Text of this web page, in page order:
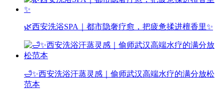
🌿西安洗浴SPA｜都市隐奢疗愈，把疲惫揉进檀香里✨
🛁✨西安洗浴汗蒸灵感｜偷师武汉高端水疗的满分放松
范本